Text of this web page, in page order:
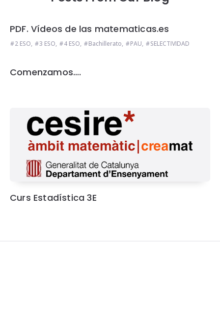
PDF. Vídeos de las matematicas.es
2 ESO, 3 ESO, 4 ESO, Bachillerato, PAU, SELECTIVIDAD
Comenzamos….
Curs Estadística 3E